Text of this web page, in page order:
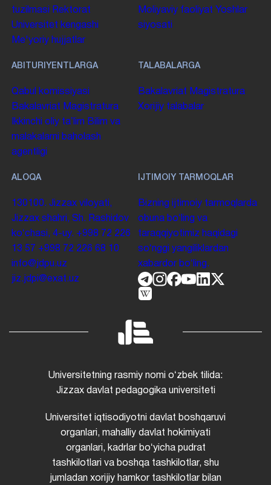
tuzilmasi
Rektorat
Universitet kengashi
Me'yoriy hujjatlar
Moliyaviy faoliyat Yoshlar
siyosati
ABITURIYENTLARGA
Qabul komissiyasi
Bakalavriat Magistratura
Ikkinchi oliy taʼlim Bilim va
malakalarni baholash
agentligi
TALABALARGA
Bakalavriat Magistratura
Xorijiy talabalar
ALOQA
130100. Jizzax viloyati,
Jizzax shahri, Sh. Rashidov
koʻchasi, 4-uy. +998 72 226
13 57 +998 72 226 68 10
info@jdpu.uz
jiz.jdpi@exat.uz
IJTIMOIY TARMOQLAR
Bizning ijtimoiy tarmoqlarda
obuna boʻling va
taraqqiyotimiz haqidagi
soʻnggi yangiliklardan
xabardor boʻling.
Universitetning rasmiy nomi oʻzbek tilida:
Jizzax davlat pedagogika universiteti
Universitet iqtisodiyotni davlat boshqaruvi
organlari, mahalliy davlat hokimiyati
organlari, kadrlar boʻyicha pudrat
tashkilotlari va boshqa tashkilotlar, shu
jumladan xorijiy hamkor tashkilotlar bilan